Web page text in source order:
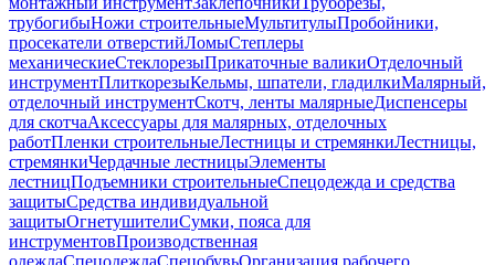
трубогибыНожи строительныеМультитулыПробойники,
просекатели отверстийЛомыСтеплеры
механическиеСтеклорезыПрикаточные валикиОтделочный
инструментПлиткорезыКельмы, шпатели, гладилкиМалярный,
отделочный инструментСкотч, ленты малярныеДиспенсеры
для скотчаАксессуары для малярных, отделочных
работПленки строительныеЛестницы и стремянкиЛестницы,
стремянкиЧердачные лестницыЭлементы
лестницПодъемники строительныеСпецодежда и средства
защитыСредства индивидуальной
защитыОгнетушителиСумки, пояса для
инструментовПроизводственная
одеждаСпецодеждаСпецобувьОрганизация рабочего